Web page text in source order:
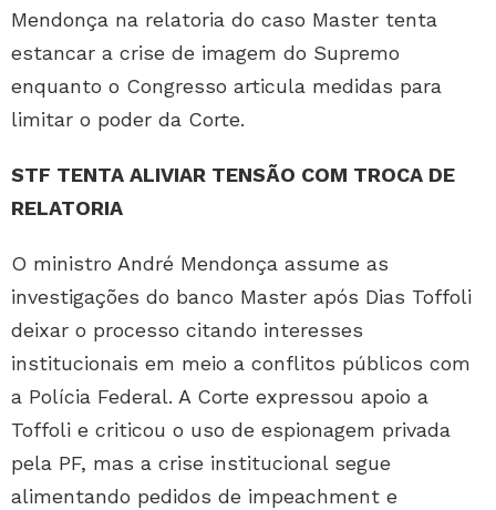
Mendonça na relatoria do caso Master tenta
estancar a crise de imagem do Supremo
enquanto o Congresso articula medidas para
limitar o poder da Corte.
STF TENTA ALIVIAR TENSÃO COM TROCA DE
RELATORIA
O ministro André Mendonça assume as
investigações do banco Master após Dias Toffoli
deixar o processo citando interesses
institucionais em meio a conflitos públicos com
a Polícia Federal. A Corte expressou apoio a
Toffoli e criticou o uso de espionagem privada
pela PF, mas a crise institucional segue
alimentando pedidos de impeachment e